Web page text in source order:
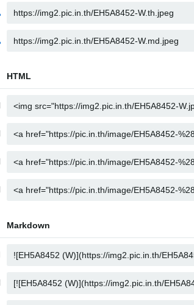
HTML
Markdown